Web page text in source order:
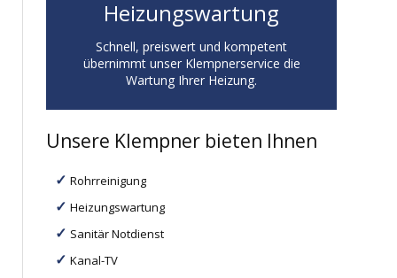
Heizungswartung
Schnell, preiswert und kompetent
übernimmt unser Klempnerservice die
Wartung Ihrer Heizung.
Unsere Klempner bieten Ihnen
Rohrreinigung
Heizungswartung
Sanitär Notdienst
Kanal-TV